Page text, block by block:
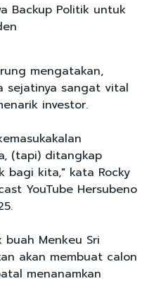
Backup Politik untuk
mengatakan,
sejatinya sangat vital
investor.
(tapi) ditangkap
bagi kita," kata Rocky
YouTube Hersubeno
Menkeu Sri
akan membuat calon
menanamkan